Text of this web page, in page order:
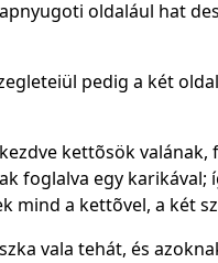
oldalául hat
pedig a két
kettõsök valának,
foglalva egy karikával;
mind a kettõvel, a két
vala tehát, és